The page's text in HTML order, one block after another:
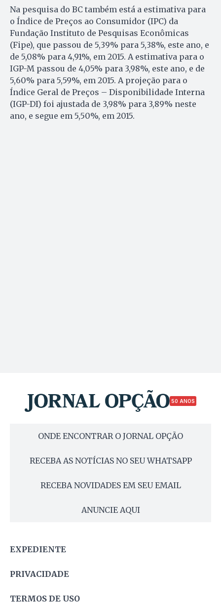
Na pesquisa do BC também está a estimativa para
o Índice de Preços ao Consumidor (IPC) da
Fundação Instituto de Pesquisas Econômicas
(Fipe), que passou de 5,39% para 5,38%, este ano, e
de 5,08% para 4,91%, em 2015. A estimativa para o
IGP-M passou de 4,05% para 3,98%, este ano, e de
5,60% para 5,59%, em 2015. A projeção para o
Índice Geral de Preços – Disponibilidade Interna
(IGP-DI) foi ajustada de 3,98% para 3,89% neste
ano, e segue em 5,50%, em 2015.
50 ANOS
ONDE ENCONTRAR O JORNAL OPÇÃO
RECEBA AS NOTÍCIAS NO SEU WHATSAPP
RECEBA NOVIDADES EM SEU EMAIL
ANUNCIE AQUI
EXPEDIENTE
PRIVACIDADE
TERMOS DE USO